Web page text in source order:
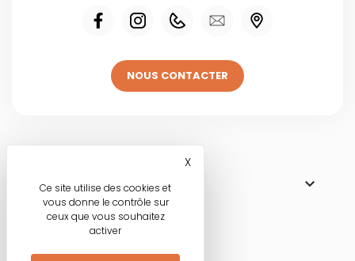
NOUS CONTACTER

NOS BOUTIQUES
Ce site utilise des cookies et
vous donne le contrôle sur
ceux que vous souhaitez
activer
XMasquer le bandeau des